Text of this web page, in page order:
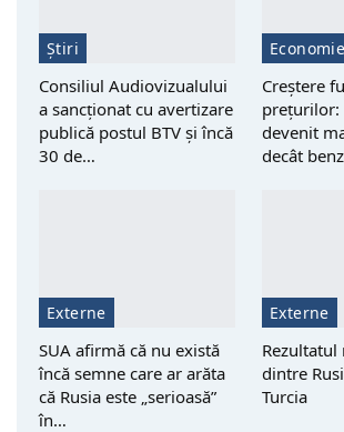
Știri
Consiliul Audiovizualului
a sancționat cu avertizare
publică postul BTV și încă
30 de…
Economie
Creștere
prețurilor:
devenit
decât
Externe
SUA afirmă că nu există
încă semne care ar arăta
că Rusia este „serioasă”
în…
Externe
dintre
Turcia